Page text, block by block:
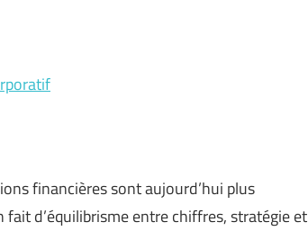
financières sont aujourd’hui plus
fait d’équilibrisme entre chiffres, stratégie et